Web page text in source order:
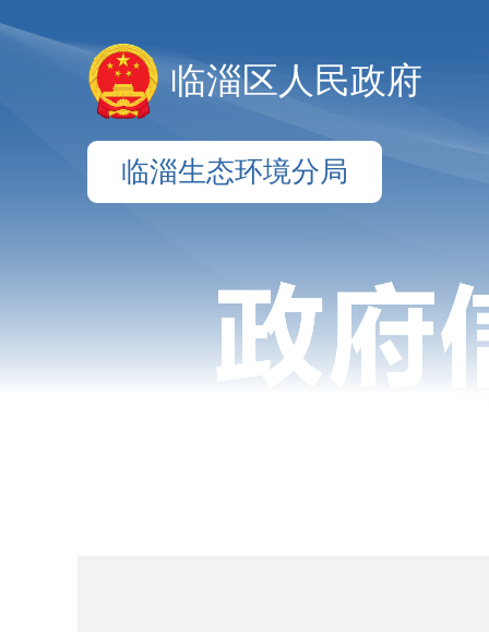
临淄区人民政府
临淄生态环境分局